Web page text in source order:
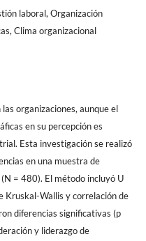
laboral, Organización
Clima organizacional
organizaciones, aunque el
en su percepción es
Esta investigación se realizó
en una muestra de
= 480). El método incluyó U
Kruskal-Wallis y correlación de
diferencias significativas (p
y liderazgo de